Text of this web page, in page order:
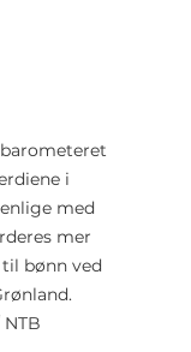
i
med
mer
bønn ved